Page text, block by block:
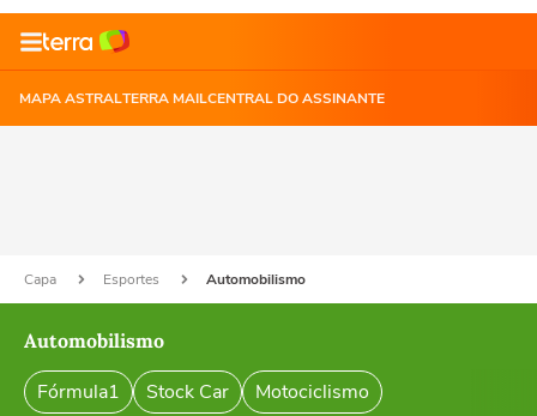
MAPA ASTRALTERRA MAILCENTRAL DO ASSINANTE
Capa Esportes Automobilismo
Automobilismo
Fórmula1 Stock Car Motociclismo